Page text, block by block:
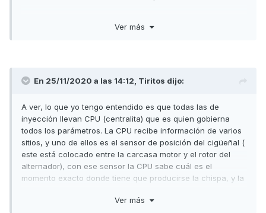
Ver más
En 25/11/2020 a las 14:12, Tiritos dijo:
A ver, lo que yo tengo entendido es que todas las de
inyección llevan CPU (centralita) que es quien gobierna
todos los parámetros. La CPU recibe información de varios
sitios, y uno de ellos es el sensor de posición del cigüeñal (
este está colocado entre la carcasa motor y el rotor del
alternador), con ese sensor la CPU sabe cuál es el
momento exacto donde tiene que producirse la chispa, y la
que la CPU lleve la señal de r.p.m. al cuadro, pero como
Ver más